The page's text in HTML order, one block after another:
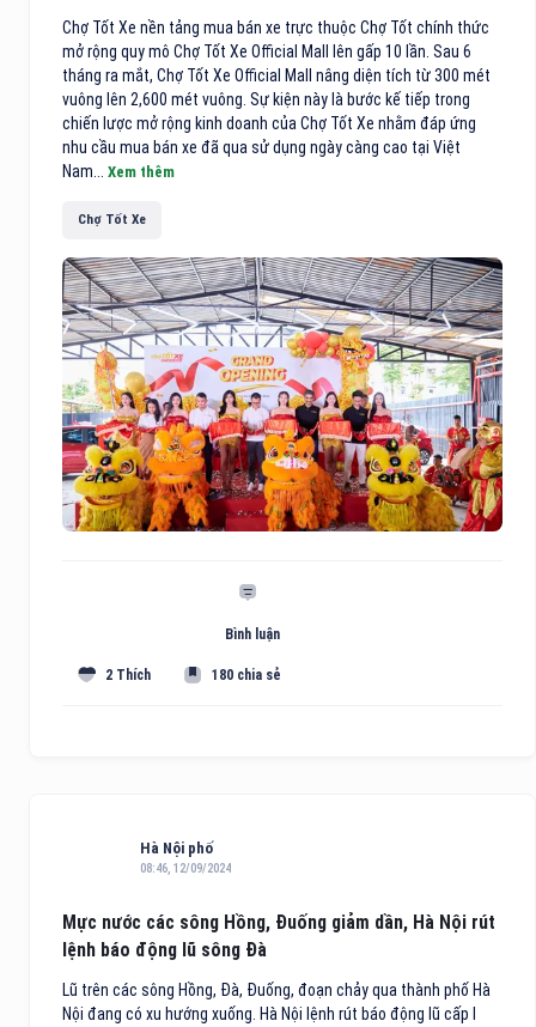
Chợ Tốt Xe nền tảng mua bán xe trực thuộc Chợ Tốt chính thức
mở rộng quy mô Chợ Tốt Xe Official Mall lên gấp 10 lần. Sau 6
tháng ra mắt, Chợ Tốt Xe Official Mall nâng diện tích từ 300 mét
vuông lên 2,600 mét vuông. Sự kiện này là bước kế tiếp trong
chiến lược mở rộng kinh doanh của Chợ Tốt Xe nhằm đáp ứng
nhu cầu mua bán xe đã qua sử dụng ngày càng cao tại Việt
Nam... Xem thêm
Chợ Tốt Xe
Bình luận
2 Thích 180 chia sẻ
Hà Nội phố
08:46, 12/09/2024
Mực nước các sông Hồng, Đuống giảm dần, Hà Nội rút
lệnh báo động lũ sông Đà
Lũ trên các sông Hồng, Đà, Đuống, đoạn chảy qua thành phố Hà
Nội đang có xu hướng xuống. Hà Nội lệnh rút báo động lũ cấp I